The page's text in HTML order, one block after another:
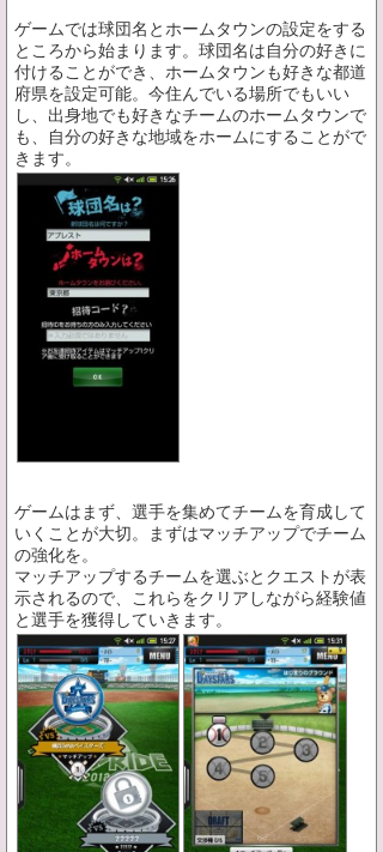
ゲームでは球団名とホームタウンの設定をする
ところから始まります。球団名は自分の好きに
付けることができ、ホームタウンも好きな都道
府県を設定可能。今住んでいる場所でもいい
し、出身地でも好きなチームのホームタウンで
も、自分の好きな地域をホームにすることがで
きます。
ゲームはまず、選手を集めてチームを育成して
いくことが大切。まずはマッチアップでチーム
の強化を。
マッチアップするチームを選ぶとクエストが表
示されるので、これらをクリアしながら経験値
と選手を獲得していきます。